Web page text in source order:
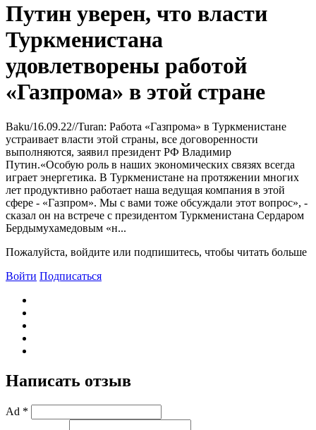
Путин уверен, что власти
Туркменистана
удовлетворены работой
«Газпрома» в этой стране
Baku/16.09.22//Turan: Работа «Газпрома» в Туркменистане
устраивает власти этой страны, все договоренности
выполняются, заявил президент РФ Владимир
Путин.«Особую роль в наших экономических связях всегда
играет энергетика. В Туркменистане на протяжении многих
лет продуктивно работает наша ведущая компания в этой
сфере - «Газпром». Мы с вами тоже обсуждали этот вопрос», -
сказал он на встрече с президентом Туркменистана Сердаром
Бердымухамедовым «н...
Пожалуйста, войдите или подпишитесь, чтобы читать больше
Войти Подписаться
Написать отзыв
Ad *